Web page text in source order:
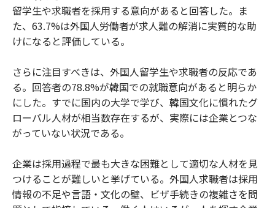
留学生や求職者を採用する意向があると回答した。ま
た、63.7%は外国人労働者が求人難の解消に実質的な助
けになると評価している。
さらに注目すべきは、外国人留学生や求職者の反応であ
る。回答者の78.8%が韓国での就職意向があると明らか
にした。すでに国内の大学で学び、韓国文化に慣れたグ
ローバル人材が相当数存在するが、実際には企業とつな
がっていない状況である。
企業は採用過程で最も大きな困難として適切な人材を見
つけることが難しいと挙げている。外国人求職者は採用
情報の不足や言語・文化の壁、ビザ手続きの複雑さを問